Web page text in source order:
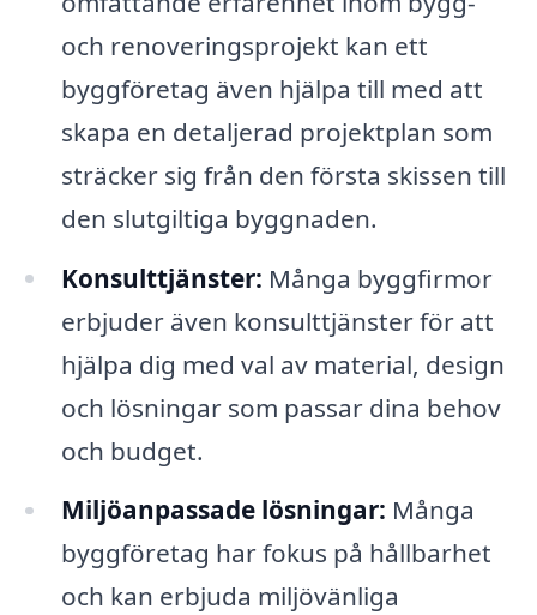
och renoveringsprojekt kan ett
byggföretag även hjälpa till med att
skapa en detaljerad projektplan som
sträcker sig från den första skissen till
den slutgiltiga byggnaden.
Konsulttjänster: Många byggfirmor
erbjuder även konsulttjänster för att
hjälpa dig med val av material, design
och lösningar som passar dina behov
och budget.
Miljöanpassade lösningar: Många
byggföretag har fokus på hållbarhet
och kan erbjuda miljövänliga